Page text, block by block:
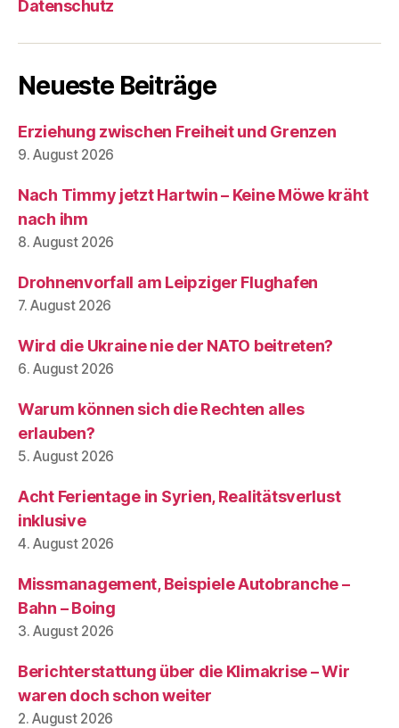
Datenschutz
Neueste Beiträge
Erziehung zwischen Freiheit und Grenzen
9. August 2026
Nach Timmy jetzt Hartwin – Keine Möwe kräht
nach ihm
8. August 2026
Drohnenvorfall am Leipziger Flughafen
7. August 2026
Wird die Ukraine nie der NATO beitreten?
6. August 2026
Warum können sich die Rechten alles
erlauben?
5. August 2026
Acht Ferientage in Syrien, Realitätsverlust
inklusive
4. August 2026
Missmanagement, Beispiele Autobranche –
Bahn – Boing
3. August 2026
Berichterstattung über die Klimakrise – Wir
waren doch schon weiter
2. August 2026